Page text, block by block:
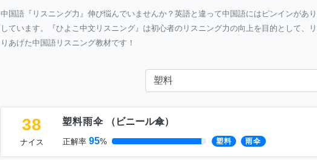
中国語『リスニング力』伸び悩んでいませんか？英語と違って中国語にはピンインがあ
しています。『ひよこ中文リスニング』は初心者のリスニング力の向上を目的として
りあげた中国語リスニング教材です！
38
ナイス
塑料雨伞 （ ビニール傘）
正解率 95% 塑料 雨伞